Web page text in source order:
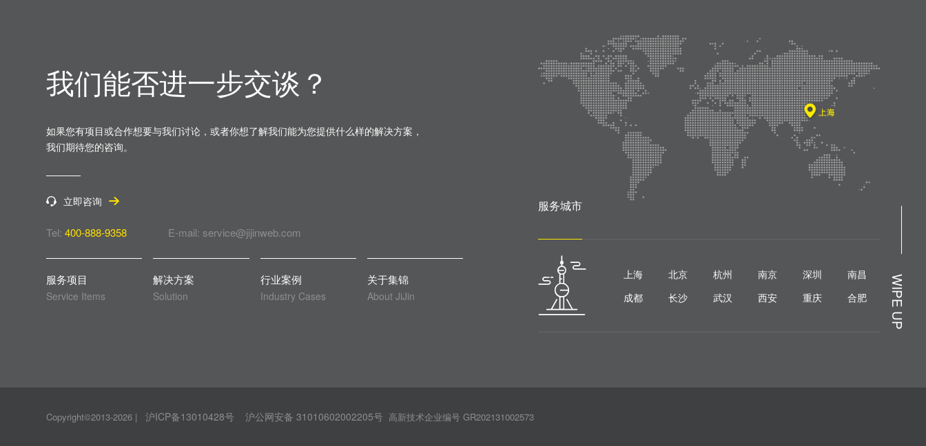
WIPE UP
我们能否进一步交谈？
如果您有项目或合作想要与我们讨论，或者你想了解我们能为您提供什么样的解决方案，
我们期待您的咨询。
立即咨询
Tel:400-888-9358 E-mail: service@jijinweb.com
服务项目
Service Items
解决方案
Solution
行业案例
Industry Cases
关于集锦
About JiJin
服务城市
上海 北京 杭州 南京 深圳
南昌
成都
长沙 武汉 西安 重庆 合肥
Copyright©2013-2026 | 沪ICP备13010428号 沪公网安备 31010602002205号 高新技术企业编号 GR202131002573